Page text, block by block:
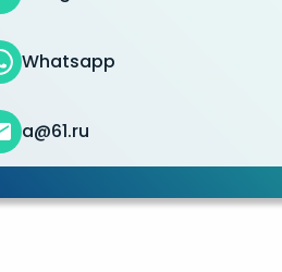
Whatsapp
a@61.ru